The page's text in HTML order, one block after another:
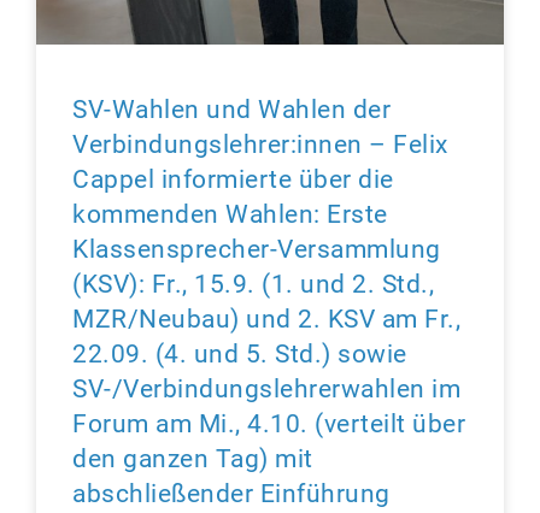
SV-Wahlen und Wahlen der
Verbindungslehrer:innen – Felix
Cappel informierte über die
kommenden Wahlen: Erste
Klassensprecher-Versammlung
(KSV): Fr., 15.9. (1. und 2. Std.,
MZR/Neubau) und 2. KSV am Fr.,
22.09. (4. und 5. Std.) sowie
SV-/Verbindungslehrerwahlen im
Forum am Mi., 4.10. (verteilt über
den ganzen Tag) mit
abschließender Einführung